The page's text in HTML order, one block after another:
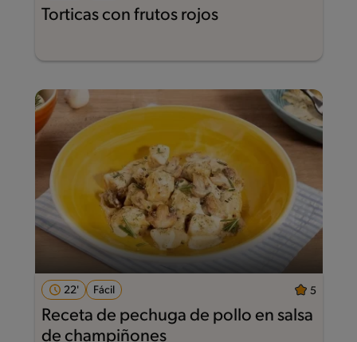
Torticas con frutos rojos
22' Fácil 5
Receta de pechuga de pollo en salsa
de champiñones